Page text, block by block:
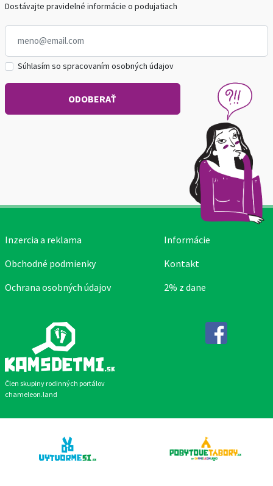
Dostávajte pravidelné informácie o podujatiach
Súhlasím so spracovaním osobných údajov
Člen skupiny rodinných portálov
chameleon.land
Inzercia a reklama
Obchodné podmienky
Ochrana osobných údajov
Informácie
Kontakt
2% z dane